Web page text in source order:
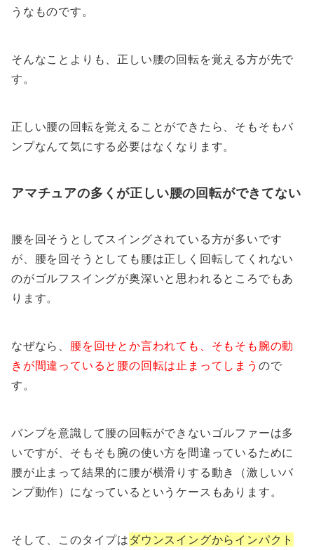
うなものです。
そんなことよりも、正しい腰の回転を覚える方が先で
す。
正しい腰の回転を覚えることができたら、そもそもバ
ンプなんて気にする必要はなくなります。
アマチュアの多くが正しい腰の回転ができてない
腰を回そうとしてスイングされている方が多いです
が、腰を回そうとしても腰は正しく回転してくれない
のがゴルフスイングが奥深いと思われるところでもあ
ります。
なぜなら、 腰を回せとか言われても、そもそも腕の動
きが間違っていると腰の回転は止まってしまう ので
す。
バンプを意識して腰の回転ができないゴルファーは多
いですが、そもそも腕の使い方を間違っているために
腰が止まって結果的に腰が横滑りする動き（激しいバ
ンプ動作）になっているというケースもあります。
そして、このタイプは ダウンスイングからインパクト